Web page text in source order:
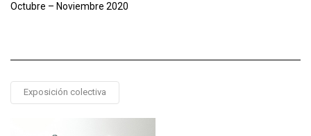
Octubre – Noviembre 2020
Exposición colectiva